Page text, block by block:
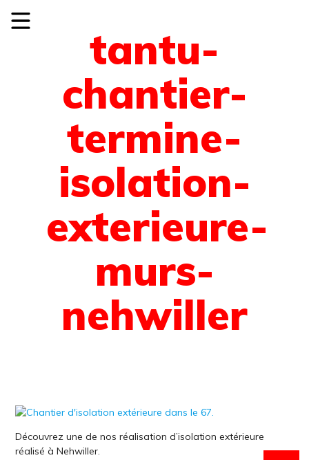
tantu-
chantier-
termine-
isolation-
exterieure-
murs-
nehwiller
Découvrez une de nos réalisation d’isolation extérieure
réalisé à Nehwiller.